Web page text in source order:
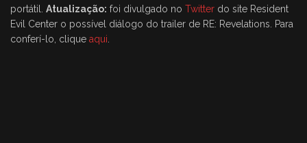
portátil. Atualização: foi divulgado no Twitter do site Resident
Evil Center o possível diálogo do trailer de RE: Revelations. Para
conferí-lo, clique aqui